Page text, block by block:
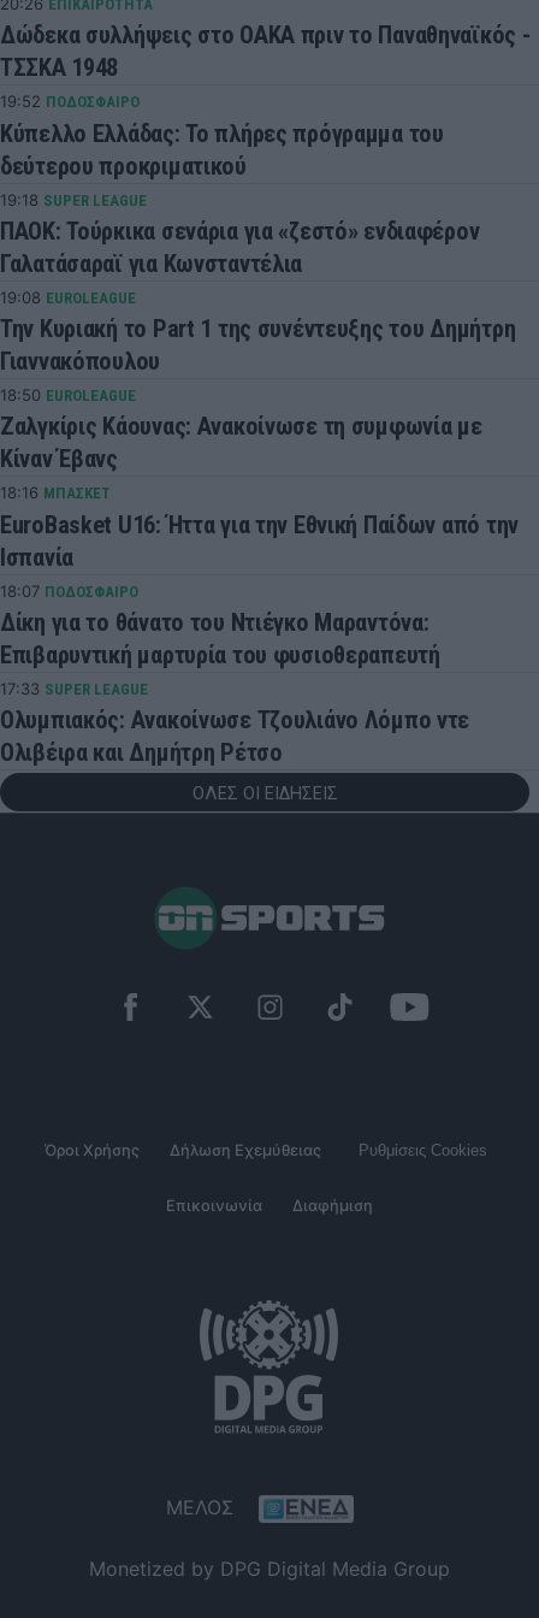
ΕΠΙΚΑΙΡΟΤΗΤΑ
Δώδεκα συλλήψεις στο ΟΑΚΑ πριν το Παναθηναϊκός -
ΤΣΣΚΑ 1948
19:52 ΠΟΔΟΣΦΑΙΡΟ
Κύπελλο Ελλάδας: Το πλήρες πρόγραμμα του
δεύτερου προκριματικού
19:18 SUPER LEAGUE
ΠΑΟΚ: Τούρκικα σενάρια για «ζεστό» ενδιαφέρον
Γαλατάσαραϊ για Κωνσταντέλια
19:08 EUROLEAGUE
Την Κυριακή το Part 1 της συνέντευξης του Δημήτρη
Γιαννακόπουλου
18:50 EUROLEAGUE
Ζαλγκίρις Κάουνας: Ανακοίνωσε τη συμφωνία με
Κίναν Έβανς
18:16 ΜΠΑΣΚΕΤ
EuroBasket U16: Ήττα για την Εθνική Παίδων από την
Ισπανία
18:07 ΠΟΔΟΣΦΑΙΡΟ
Δίκη για το θάνατο του Ντιέγκο Μαραντόνα:
Επιβαρυντική μαρτυρία του φυσιοθεραπευτή
17:33 SUPER LEAGUE
Ολυμπιακός: Ανακοίνωσε Τζουλιάνο Λόμπο ντε
Ολιβέιρα και Δημήτρη Ρέτσο
ΟΛΕΣ ΟΙ ΕΙΔΗΣΕΙΣ
Όροι Χρήσης Δήλωση Εχεμύθειας Ρυθμίσεις Cookies
Επικοινωνία Διαφήμιση
ΜΕΛΟΣ
Monetized by DPG Digital Media Group